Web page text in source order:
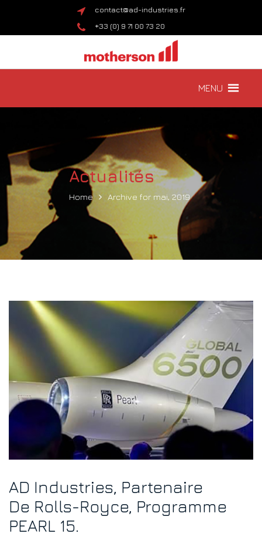
contact@ad-industries.fr
+33 (0) 9 71 00 73 20
MENU
Actualités
Home Archive for mai, 2019
AD Industries, Partenaire
De Rolls-Royce, Programme
PEARL 15.